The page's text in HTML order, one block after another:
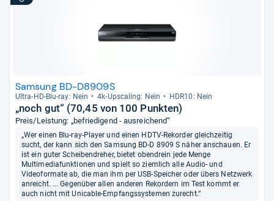
Samsung BD-D8909S
Ultra-​HD-​Blu-​ray: Nein 4k-​Ups­ca­ling: Nein HDR10: Nein
„noch gut“ (70,45 von 100 Punkten)
Preis/Leistung: „befriedigend - ausreichend“
„Wer einen Blu-ray-Player und einen HDTV-Rekorder gleichzeitig
sucht, der kann sich den Samsung BD-D 8909 S näher anschauen. Er
ist ein guter Scheibendreher, bietet obendrein jede Menge
Multimediafunktionen und spielt so ziemlich alle Audio- und
Videoformate ab, die man ihm per USB-Speicher oder übers Netzwerk
anreicht. ... Gegenüber allen anderen Rekordern im Test kommt er
auch nicht mit Unicable-Empfangssystemen zurecht.“